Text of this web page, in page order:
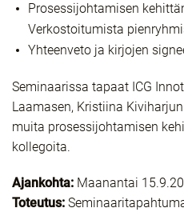
Prosessijohtamisen
Verkostoitumista
Yhteenveto ja kirjojen
Seminaarissa tapaat ICG
Laamasen, Kristiina
muita prosessijohtamisen
kollegoita.
Ajankohta: Maanantai
Toteutus: